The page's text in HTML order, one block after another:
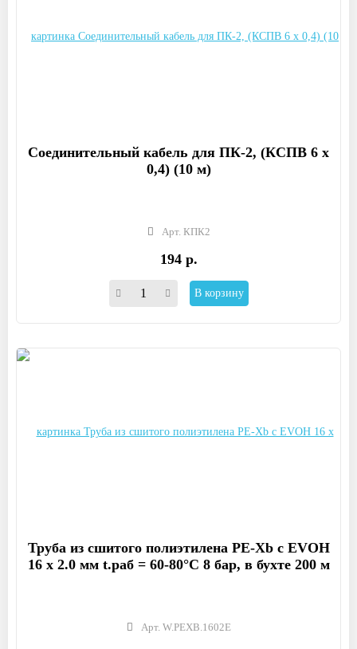
Соединительный кабель для ПК-2, (КСПВ 6 х
0,4) (10 м)
Арт. КПК2
194 р.
В корзину
Труба из сшитого полиэтилена PE-Xb с EVOH
16 x 2.0 мм t.раб = 60-80°C 8 бар, в бухте 200 м
Арт. W.PEXB.1602E